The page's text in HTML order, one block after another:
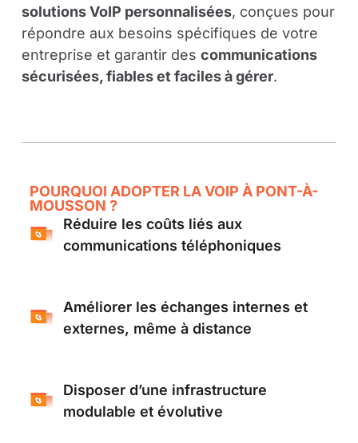
solutions VoIP personnalisées, conçues pour
répondre aux besoins spécifiques de votre
entreprise et garantir des communications
sécurisées, fiables et faciles à gérer.
POURQUOI ADOPTER LA VOIP À PONT-À-
MOUSSON ?
Réduire les coûts liés aux
communications téléphoniques
Améliorer les échanges internes et
externes, même à distance
Disposer d’une infrastructure
modulable et évolutive